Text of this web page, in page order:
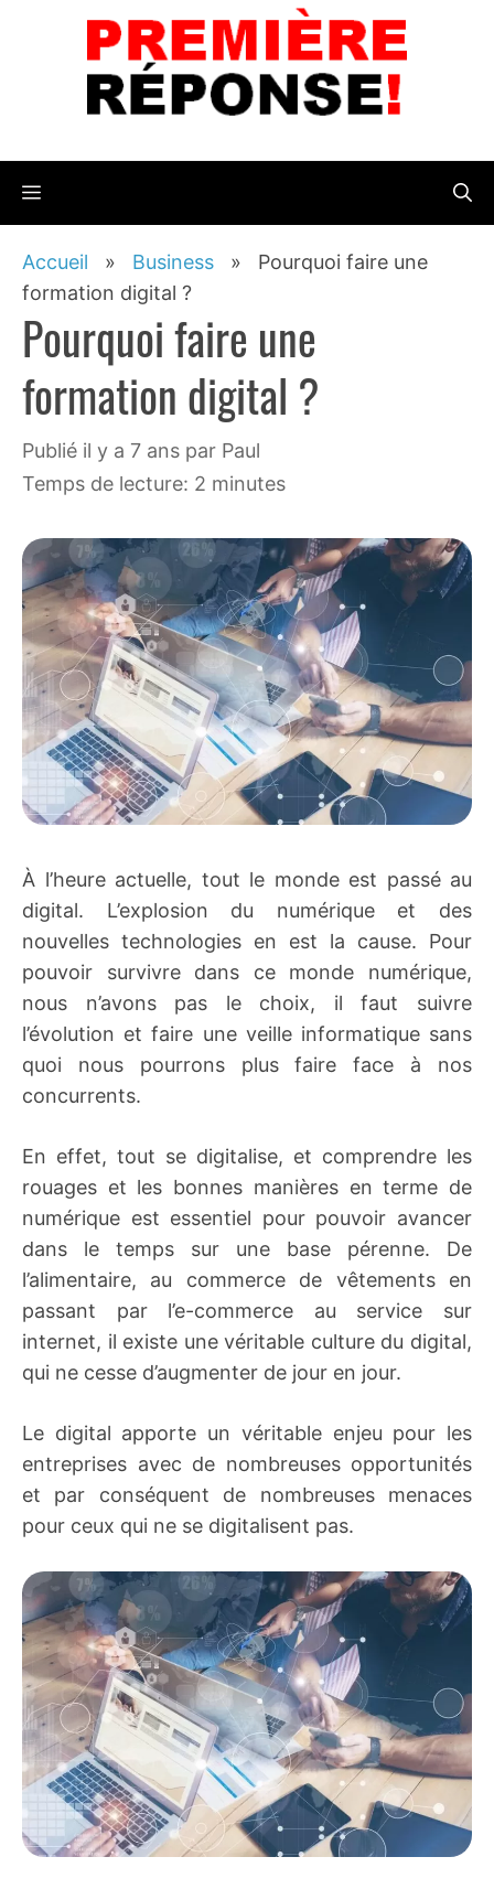
Menu
Accueil » Business » Pourquoi faire une
formation digital ?
Pourquoi faire une
formation digital ?
publié il y a 7 ans par Paul
Temps de lecture: 2 minutes
À l’heure actuelle, tout le monde est passé au
digital. L’explosion du numérique et des
nouvelles technologies en est la cause. Pour
pouvoir survivre dans ce monde numérique,
nous n’avons pas le choix, il faut suivre
l’évolution et faire une veille informatique sans
quoi nous pourrons plus faire face à nos
concurrents.
En effet, tout se digitalise, et comprendre les
rouages et les bonnes manières en terme de
numérique est essentiel pour pouvoir avancer
dans le temps sur une base pérenne. De
l’alimentaire, au commerce de vêtements en
passant par l’e-commerce au service sur
internet, il existe une véritable culture du digital,
qui ne cesse d’augmenter de jour en jour.
Le digital apporte un véritable enjeu pour les
entreprises avec de nombreuses opportunités
et par conséquent de nombreuses menaces
pour ceux qui ne se digitalisent pas.